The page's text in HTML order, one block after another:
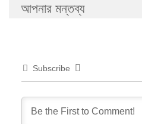
আপনার মন্তব্য
Subscribe